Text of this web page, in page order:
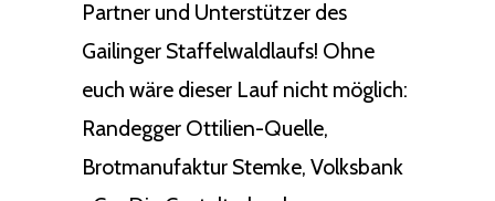
Partner und Unterstützer des
Gailinger Staffelwaldlaufs! Ohne
euch wäre dieser Lauf nicht möglich:
Randegger Ottilien-Quelle,
Brotmanufaktur Stemke, Volksbank